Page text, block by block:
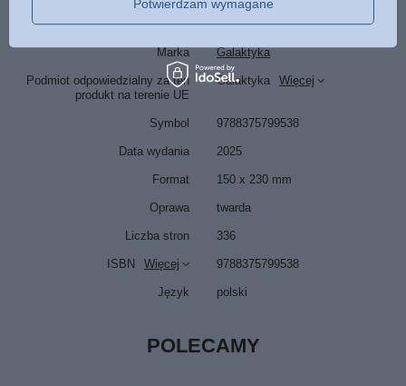
Marka Galaktyka
Podmiot odpowiedzialny za ten
produkt na terenie UE
Galaktyka Więcej
Symbol 9788375799538
Data wydania 2025
Format 150 x 230 mm
Oprawa twarda
Liczba stron 336
ISBN Więcej 9788375799538
Język polski
POLECAMY
Potwierdzam wymagane